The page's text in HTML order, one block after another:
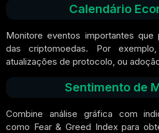
Calendário
Monitore eventos importantes
das criptomoedas. Por
atualizações de protocolo, ou
Sentimento de
Combine análise gráfica com
como Fear & Greed Index para